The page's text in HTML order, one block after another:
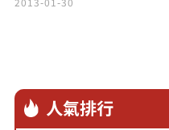
人氣排行